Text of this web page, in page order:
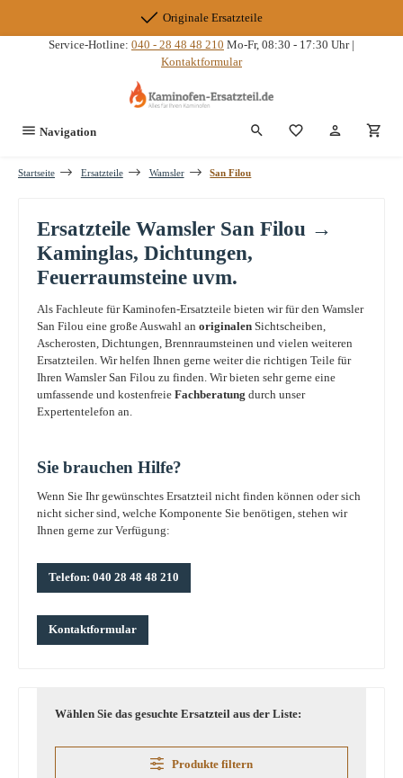
Originale Ersatzteile
Service-Hotline: 040 - 28 48 48 210 Mo-Fr, 08:30 - 17:30 Uhr |
Kontaktformular
Navigation Du hast 0
Startseite Ersatzteile Wamsler San Filou
Ersatzteile Wamsler San Filou →
Kaminglas, Dichtungen,
Feuerraumsteine uvm.
Als Fachleute für Kaminofen-Ersatzteile bieten wir für den Wamsler
San Filou eine große Auswahl an originalen Sichtscheiben,
Ascherosten, Dichtungen, Brennraumsteinen und vielen weiteren
Ersatzteilen. Wir helfen Ihnen gerne weiter die richtigen Teile für
Ihren Wamsler San Filou zu finden. Wir bieten sehr gerne eine
umfassende und kostenfreie Fachberatung durch unser
Expertentelefon an.
Sie brauchen Hilfe?
Wenn Sie Ihr gewünschtes Ersatzteil nicht finden können oder sich
nicht sicher sind, welche Komponente Sie benötigen, stehen wir
Ihnen gerne zur Verfügung:
Telefon: 040 28 48 48 210
Kontaktformular
Wählen Sie das gesuchte Ersatzteil aus der Liste:
Produkte filtern